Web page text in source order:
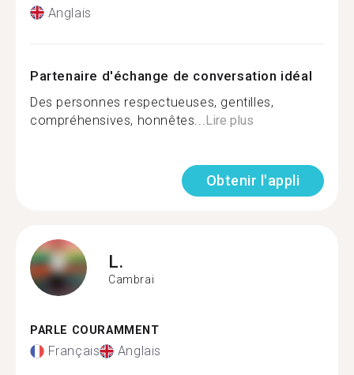
Anglais
Partenaire d'échange de conversation idéal
Des personnes respectueuses, gentilles,
compréhensives, honnêtes... Lire plus
Obtenir l'appli
L.
Cambrai
PARLE COURAMMENT
Français Anglais